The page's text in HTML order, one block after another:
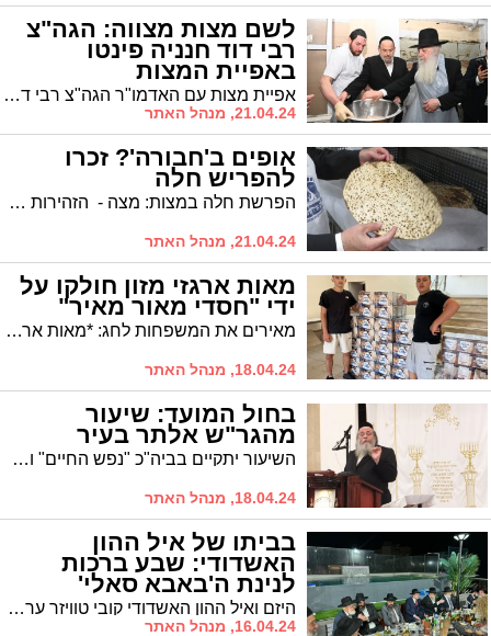
לשם מצות מצווה: הגה"צ
רבי דוד חנניה פינטו
באפיית המצות
אפיית מצות עם האדמו"ר הגה"צ רבי דוד חניה פינטו שליט"א נשיא ממלכת התורה "אורות חיים ומשה"
21.04.24, מנהל האתר
אופים ב'חבורה'? זכרו
להפריש חלה
הפרשת חלה במצות: מצה - הזהירות בענין הפרשת חלה במצות יד של "חבורה"
21.04.24, מנהל האתר
מאות ארגזי מזון חולקו על
ידי "חסדי מאור מאיר"
מאירים את המשפחות לחג: *מאות ארגזי מזון חולקו ע"י ארגון החסד ״חסדי מאור מאיר" במבצע "קמחא דפסחא"
18.04.24, מנהל האתר
בחול המועד: שיעור
מהגר"ש אלתר בעיר
השיעור יתקיים בביה"כ "נפש החיים" ובמסגרת "מעגלים". והיכן ידרוש אחיו, הגרד"ח? * חול המועד של תורה
18.04.24, מנהל האתר
בביתו של איל ההון
האשדודי: שבע ברכות
לנינת ה'באבא סאלי'
היזם ואיל ההון האשדודי קובי טוויזר ערך סעודת שבע ברכות בביתו לבתו של רבי ישועה ורחמים אבוחצירא שליט"א
16.04.24, מנהל האתר